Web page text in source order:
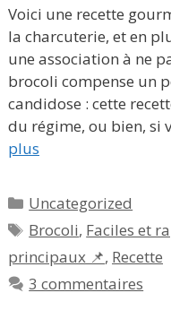
Voici une recette
la charcuterie, et en
une association à ne
brocoli compense un
candidose : cette
du régime, ou bien, si
plus
Catégories
Uncategorized
Étiquettes
Brocoli, Faciles et
principaux 📌, Recette
3 commentaires